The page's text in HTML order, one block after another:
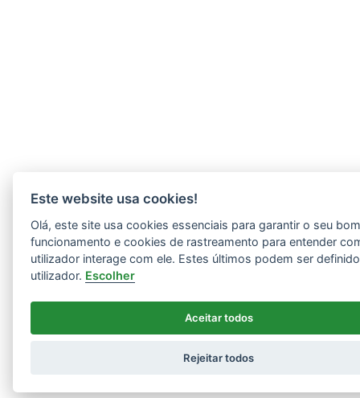
Este website usa cookies!
Olá, este site usa cookies essenciais para garantir o seu
funcionamento e cookies de rastreamento para entender
utilizador interage com ele. Estes últimos podem ser
utilizador. Escolher
Aceitar todos
Rejeitar todos